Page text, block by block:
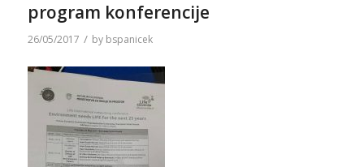
program konferencije
26/05/2017 / by bspanicek